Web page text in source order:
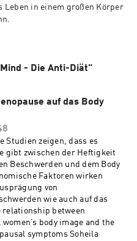
Leben in einem großen Körper
- Die Anti-Diät"
auf das Body
Studien zeigen, dass es
gibt zwischen der Heftigkeit
Beschwerden und dem Body
Faktoren wirken
von
wie auch auf das
relationship between
body image and the
symptoms Soheila